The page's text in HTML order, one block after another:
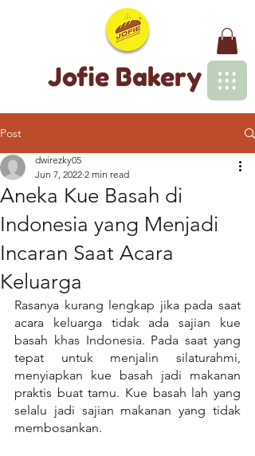
Jofie Bakery
Post
Aneka Kue Basah di
Indonesia yang Menjadi
Incaran Saat Acara
Keluarga
dwirezky05
Jun 7, 2022 2 min read
Rasanya kurang lengkap jika pada saat
acara keluarga tidak ada sajian kue
basah khas Indonesia. Pada saat yang
tepat untuk menjalin silaturahmi,
menyiapkan kue basah jadi makanan
praktis buat tamu. Kue basah lah yang
selalu jadi sajian makanan yang tidak
membosankan.